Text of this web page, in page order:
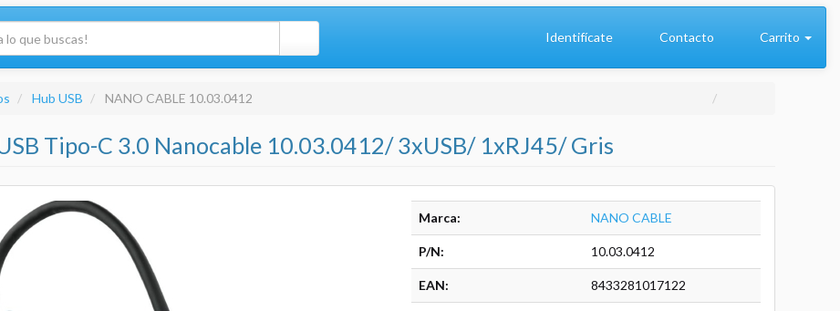
Identifícate Contacto Carrito
Hub USB NANO CABLE 10.03.0412
Tipo-C 3.0 Nanocable 10.03.0412/ 3xUSB/ 1xRJ45/ Gris
Marca: NANO CABLE
P/N: 10.03.0412
EAN: 8433281017122